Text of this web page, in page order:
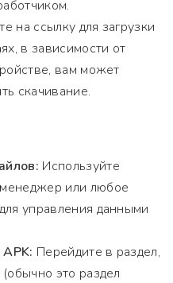
на ссылку для загрузки
в зависимости от
вам может
скачивание.
Используйте
или любое
управления данными
Перейдите в раздел,
это раздел